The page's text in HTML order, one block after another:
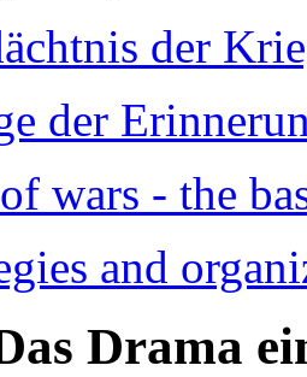
der
der
wars - the
and
Drama